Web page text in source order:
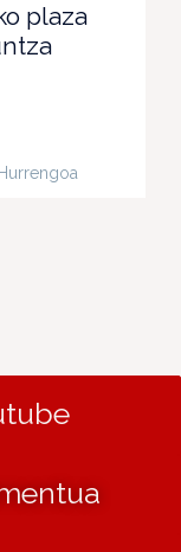
plaza
Hurrengoa